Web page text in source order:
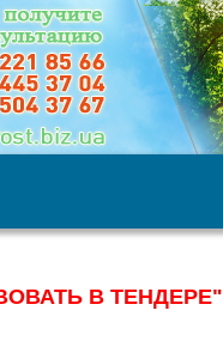
В ТЕНДЕРЕ"